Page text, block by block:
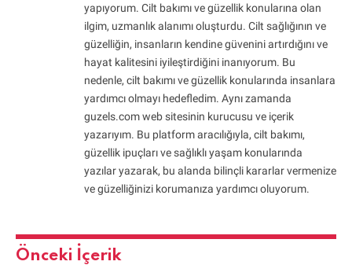
yapıyorum. Cilt bakımı ve güzellik konularına olan
ilgim, uzmanlık alanımı oluşturdu. Cilt sağlığının ve
güzelliğin, insanların kendine güvenini artırdığını ve
hayat kalitesini iyileştirdiğini inanıyorum. Bu
nedenle, cilt bakımı ve güzellik konularında insanlara
yardımcı olmayı hedefledim. Aynı zamanda
guzels.com web sitesinin kurucusu ve içerik
yazarıyım. Bu platform aracılığıyla, cilt bakımı,
güzellik ipuçları ve sağlıklı yaşam konularında
yazılar yazarak, bu alanda bilinçli kararlar vermenize
ve güzelliğinizi korumanıza yardımcı oluyorum.
Önceki İçerik